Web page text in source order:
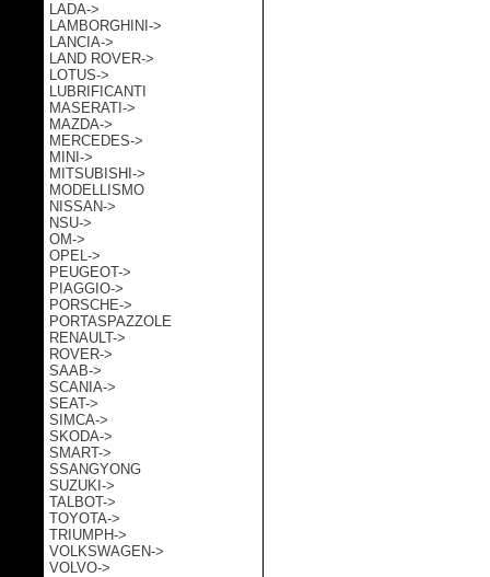
LADA->
LAMBORGHINI->
LANCIA->
LAND ROVER->
LOTUS->
LUBRIFICANTI
MASERATI->
MAZDA->
MERCEDES->
MINI->
MITSUBISHI->
MODELLISMO
NISSAN->
NSU->
OM->
OPEL->
PEUGEOT->
PIAGGIO->
PORSCHE->
PORTASPAZZOLE
RENAULT->
ROVER->
SAAB->
SCANIA->
SEAT->
SIMCA->
SKODA->
SMART->
SSANGYONG
SUZUKI->
TALBOT->
TOYOTA->
TRIUMPH->
VOLKSWAGEN->
VOLVO->